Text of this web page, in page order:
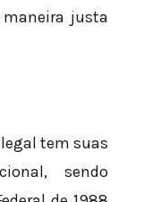
justa
tem suas
sendo